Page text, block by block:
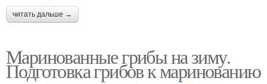
читать дальше →
Маринованные грибы на зиму.
Подготовка грибов к маринованию